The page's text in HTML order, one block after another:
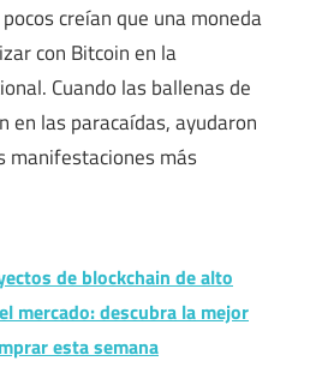
creían que una moneda
con Bitcoin en la
Cuando las ballenas de
en las paracaídas, ayudaron
manifestaciones más
de blockchain de alto
mercado: descubra la mejor
esta semana